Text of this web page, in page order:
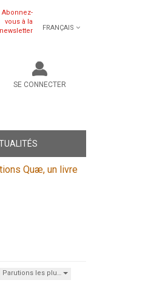
Abonnez-
vous à la
newsletter
FRANÇAIS
SE CONNECTER
Quæ, un livre
Parutions les plu…